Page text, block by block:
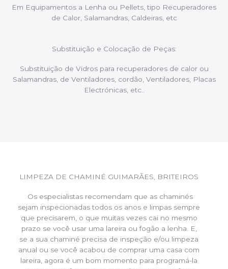
Em Equipamentos a Lenha ou Pellets, tipo Recuperadores
de Calor, Salamandras, Caldeiras, etc
Substituição e Colocação de Peças:
Substituição de Vidros para recuperadores de calor ou
Salamandras, de Ventiladores, cordão, Ventiladores, Placas
Electrónicas, etc..
LIMPEZA DE CHAMINÉ GUIMARÃES, BRITEIROS
Os especialistas recomendam que as chaminés
sejam inspecionadas todos os anos e limpas sempre
que precisarem, o que muitas vezes cai no mesmo
prazo se você usar uma lareira ou fogão a lenha. E,
se a sua chaminé precisa de inspeção e/ou limpeza
anual ou se você acabou de comprar uma casa com
lareira, agora é um bom momento para programá-la